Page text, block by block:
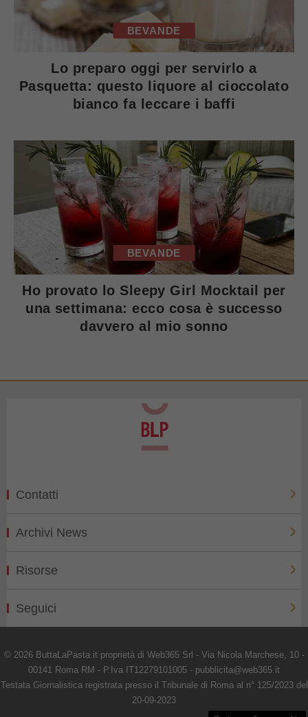
BEVANDE
Lo preparo oggi per servirlo a
Pasquetta: questo liquore al cioccolato
bianco fa leccare i baffi
BEVANDE
Ho provato lo Sleepy Girl Mocktail per
una settimana: ecco cosa è successo
davvero al mio sonno
Contatti
Archivi News
Risorse
Seguici
© 2026 ButtaLaPasta.it proprietà di Web365 Srl - Via Nicola Marchese, 10 -
00141 Roma RM - P.Iva IT12279101005 - pubblicita@web365.it
Testata Giornalistica registrata presso il Tribunale di Roma al n° 125/2023 del
20-09-2023